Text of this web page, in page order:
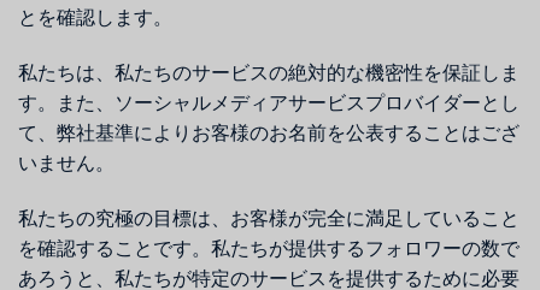
とを確認します。
私たちは、私たちのサービスの絶対的な機密性を保証しま
す。また、ソーシャルメディアサービスプロバイダーとし
て、弊社基準によりお客様のお名前を公表することはござ
いません。
私たちの究極の目標は、お客様が完全に満足していること
を確認することです。私たちが提供するフォロワーの数で
あろうと、私たちが特定のサービスを提供するために必要